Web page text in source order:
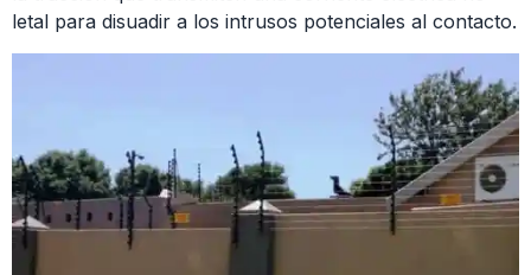
letal para disuadir a los intrusos potenciales al contacto.